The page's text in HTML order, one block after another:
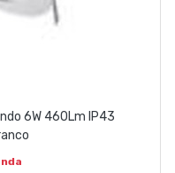
6W 460Lm IP43